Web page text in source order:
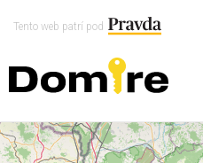
Tento web patrí pod